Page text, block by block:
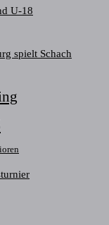
U-18
spielt Schach